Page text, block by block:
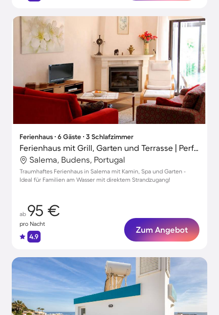
Ferienhaus ∙ 6 Gäste ∙ 3 Schlafzimmer
Ferienhaus mit Grill, Garten und Terrasse | Perfekt für die Arbeit von Zuhause
Salema, Budens, Portugal
Traumhaftes Ferienhaus in Salema mit Kamin, Spa und Garten -
Ideal für Familien am Wasser mit direktem Strandzugang!
ab 95 €
pro Nacht
4.9
Zum Angebot